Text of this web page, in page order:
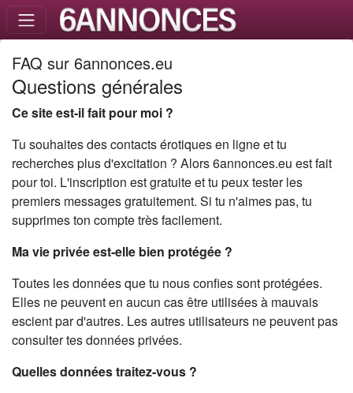
FAQ sur 6annonces.eu
Questions générales
Ce site est-il fait pour moi ?
Tu souhaites des contacts érotiques en ligne et tu
recherches plus d'excitation ? Alors 6annonces.eu est fait
pour toi. L'inscription est gratuite et tu peux tester les
premiers messages gratuitement. Si tu n'aimes pas, tu
supprimes ton compte très facilement.
Ma vie privée est-elle bien protégée ?
Toutes les données que tu nous confies sont protégées.
Elles ne peuvent en aucun cas être utilisées à mauvais
escient par d'autres. Les autres utilisateurs ne peuvent pas
consulter tes données privées.
Quelles données traitez-vous ?